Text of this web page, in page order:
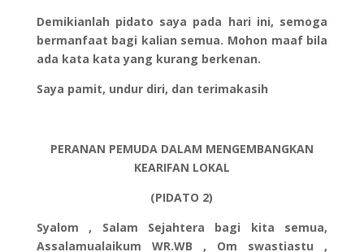
Demikianlah pidato saya pada hari ini, semoga
bermanfaat bagi kalian semua. Mohon maaf bila
ada kata kata yang kurang berkenan.
Saya pamit, undur diri, dan terimakasih
PERANAN PEMUDA DALAM MENGEMBANGKAN
KEARIFAN LOKAL
(PIDATO 2)
Syalom , Salam Sejahtera bagi kita semua,
Assalamualaikum WR.WB , Om swastiastu ,